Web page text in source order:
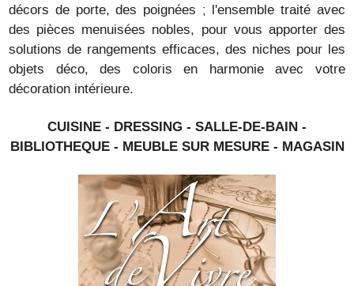
décors de porte, des poignées ; l'ensemble traité avec
des pièces menuisées nobles, pour vous apporter des
solutions de rangements efficaces, des niches pour les
objets déco, des coloris en harmonie avec votre
décoration intérieure.
CUISINE - DRESSING - SALLE-DE-BAIN -
BIBLIOTHEQUE - MEUBLE SUR MESURE - MAGASIN